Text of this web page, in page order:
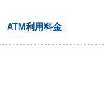
ATM利用料金